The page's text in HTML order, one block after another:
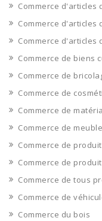
Commerce d'articles
Commerce d'articles
Commerce d'articles
Commerce de biens
Commerce de
Commerce de
Commerce de
Commerce de
Commerce de
Commerce de
Commerce de tous
Commerce de
Commerce du bois